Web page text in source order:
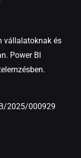
vállalatoknak és
Power BI
2025/000929